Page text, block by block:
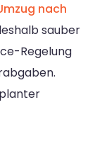
nach
sauber
Regelung